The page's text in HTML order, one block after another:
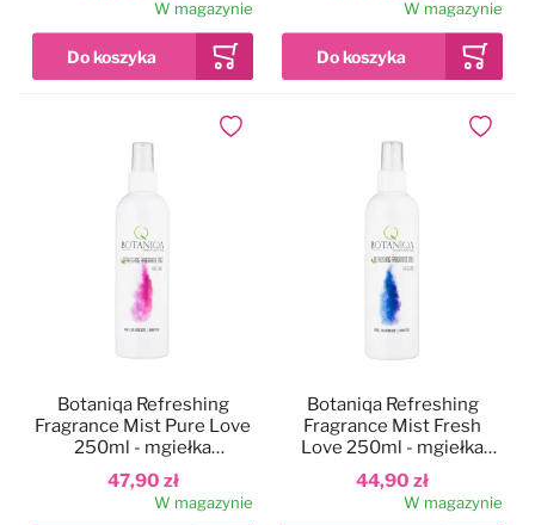
W magazynie
koncentrat 1:30
W magazynie
47,90 zł
Botaniqa Refreshing
Fragrance Mist Pure Love
250ml - mgiełka
perfumowana o słodkimi
zapachu zielonego
melona i bergamotki
W magazynie
Dodaj do ulubionych
44,90 zł
Botaniqa Refreshing
Fragrance Mist Fresh
Love 250ml - mgiełka
perfumowana o świeżym i
owocowym zapachu, z
nutą waniliiW magazynie
Dodaj